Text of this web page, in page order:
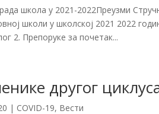
школа у 2021-2022Преузми
школи у школској 2021 2022
2. Препоруке за почетак...
другог
| COVID-19, Вести